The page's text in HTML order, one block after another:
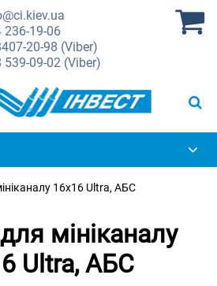
236-19-06
407-20-98 (Viber)
539-09-02 (Viber)
16х16 Ultra, АБС
мініканалу
Ultra, АБС